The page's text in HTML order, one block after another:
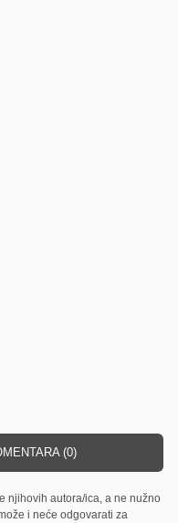
(0)
njihovih autora/ica, a ne nužno
i neće odgovarati za